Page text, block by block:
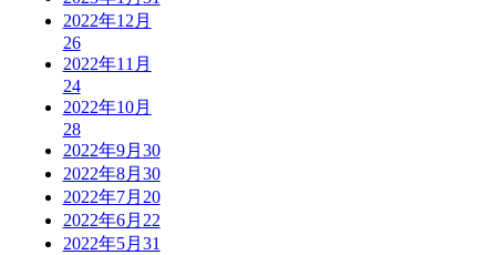
2022年12月
26
2022年11月
24
2022年10月
28
2022年9月 30
2022年8月 30
2022年7月 20
2022年6月 22
2022年5月 31